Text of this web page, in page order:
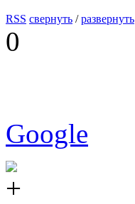
RSS свернуть /развернуть
0
Google